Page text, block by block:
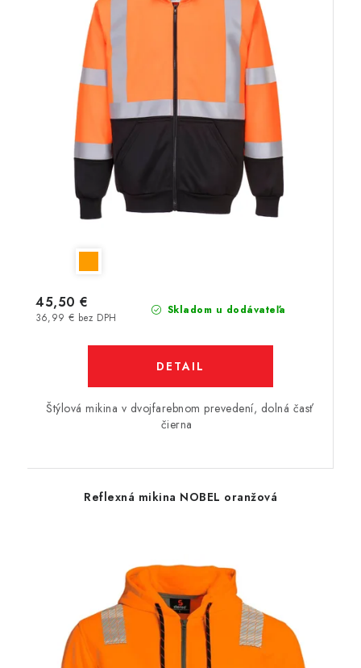
Skladom u dodávateľa
36,99 € bez DPH
45,50 €
DETAIL
Štýlová mikina v dvojfarebnom prevedení, dolná časť
čierna
Reflexná mikina NOBEL oranžová